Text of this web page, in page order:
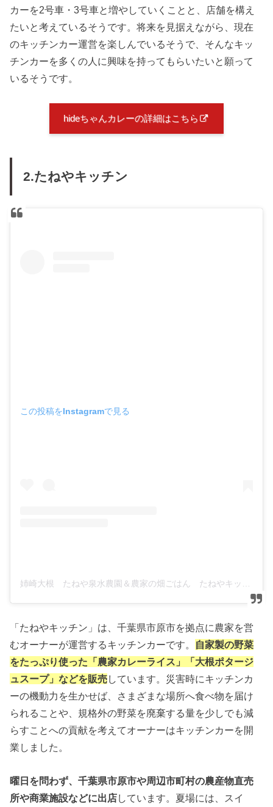
カーを2号車・3号車と増やしていくことと、店舗を構え
たいと考えているそうです。将来を見据えながら、現在
のキッチンカー運営を楽しんでいるそうで、そんなキッ
チンカーを多くの人に興味を持ってもらいたいと願って
いるそうです。
hideちゃんカレーの詳細はこちら
2.たねやキッチン
この投稿をInstagramで見る
「たねやキッチン」は、千葉県市原市を拠点に農家を営
むオーナーが運営するキッチンカーです。 自家製の野菜
をたっぷり使った「農家カレーライス」「大根ポタージ
ュスープ」などを販売しています。災害時にキッチンカ
ーの機動力を生かせば、さまざまな場所へ食べ物を届け
られることや、規格外の野菜を廃棄する量を少しでも減
らすことへの貢献を考えてオーナーはキッチンカーを開
業しました。
曜日を問わず、千葉県市原市や周辺市町村の農産物直売
所や商業施設などに出店しています。夏場には、スイ